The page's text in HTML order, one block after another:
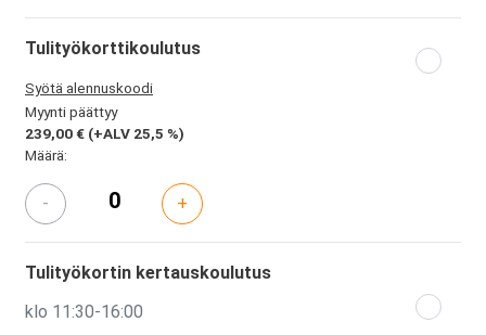
Tulityökorttikoulutus
Syötä alennuskoodi
Myynti päättyy
239,00 € (+ALV 25,5 %)
Määrä:
- +
Tulityökortin kertauskoulutus
klo 11:30-16:00